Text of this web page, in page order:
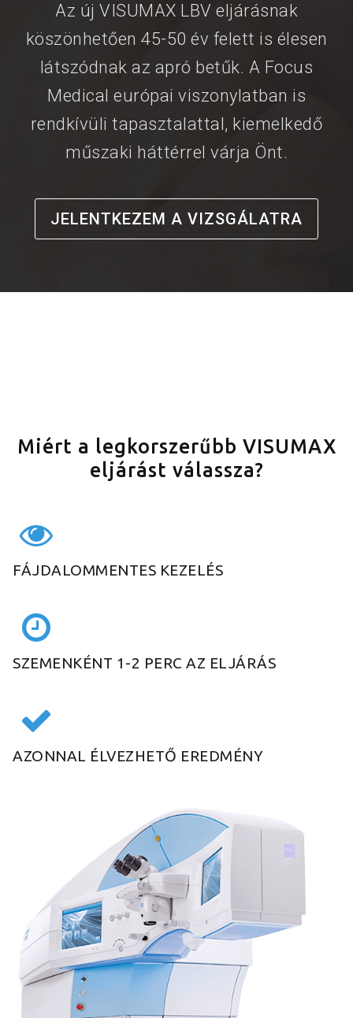
Az új VISUMAX LBV eljárásnak
köszönhetően 45-50 év felett is élesen
látszódnak az apró betűk. A Focus
Medical európai viszonylatban is
rendkívüli tapasztalattal, kiemelkedő
műszaki háttérrel várja Önt.
JELENTKEZEM A VIZSGÁLATRA
Miért a legkorszerűbb VISUMAX
eljárást válassza?
FÁJDALOMMENTES KEZELÉS
SZEMENKÉNT 1-2 PERC AZ ELJÁRÁS
AZONNAL ÉLVEZHETŐ EREDMÉNY